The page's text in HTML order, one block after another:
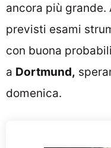
ancora più grande.
previsti esami
con buona
a Dortmund,
domenica.